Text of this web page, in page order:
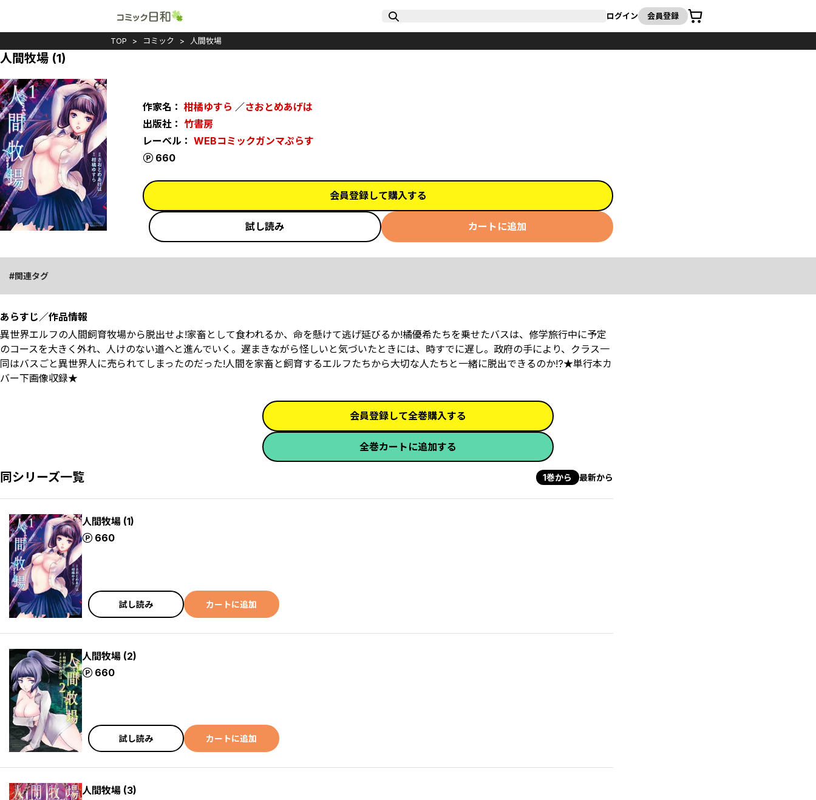
ログイン 会員登録
カート
TOP コミック 人間牧場
人間牧場 (1)
作家名： 柑橘ゆすら ／さおとめあげは
出版社： 竹書房
レーベル： WEBコミックガンマぷらす
660
ポイント
会員登録して購入する
試し読み カートに追加
関連タグ
あらすじ／作品情報
異世界エルフの人間飼育牧場から脱出せよ!家畜として食われるか、命を懸けて逃げ延びるか!橘優希たちを乗せたバスは、修学旅行中に予定
のコースを大きく外れ、人けのない道へと進んでいく。遅まきながら怪しいと気づいたときには、時すでに遅し。政府の手により、クラス一
同はバスごと異世界人に売られてしまったのだった!人間を家畜と飼育するエルフたちから大切な人たちと一緒に脱出できるのか――!?★単行本カ
バー下画像収録★
会員登録して全巻購入する
全巻カートに追加する
同シリーズ一覧 1巻から 最新から
人間牧場 (1)
660
ポイント
試し読み カートに追加
人間牧場 (2)
660
ポイント
試し読み カートに追加
人間牧場 (3)